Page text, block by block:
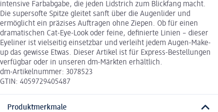
intensive Farbabgabe, die jeden Lidstrich zum Blickfang macht.
Die supersofte Spitze gleitet sanft über die Augenlider und
ermöglicht ein präzises Auftragen ohne Ziepen. Ob für einen
dramatischen Cat-Eye-Look oder feine, definierte Linien – dieser
Eyeliner ist vielseitig einsetzbar und verleiht jedem Augen-Make-
up das gewisse Etwas. Dieser Artikel ist für Express-Bestellungen
verfügbar oder in unseren dm-Märkten erhältlich.
dm-Artikelnummer: 3078523
GTIN: 4059729405487
Produktmerkmale